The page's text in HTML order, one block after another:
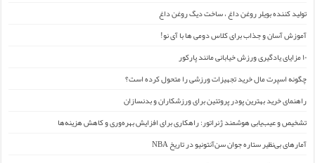
تولید کننده بویلر روغن داغ ، ساخت دیگ روغن داغ
آموزش آسان و جذاب برای کلاس دومی ها با آی نو!
۱۰ مزایای یادگیری ورزش خیابانی مانند پارکور
چگونه اسپرت مال خرید تجهیزات ورزشی را متحول کرده است؟
راهنمای خرید بهترین پودر پروتئین برای ورزشکاران و بدنسازان
تشخیص و عیب‌یابی هوشمند ژنراتور: راهکاری برای افزایش بهره‌وری و کاهش هزینه‌ها
آمارهای بی‌نظیر ستاره جوان سن‌آنتونیو در تاریخ NBA